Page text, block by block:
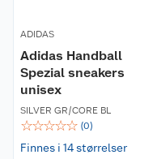
ADIDAS
Adidas Handball
Spezial sneakers
unisex
SILVER GR/CORE BL
☆☆☆☆☆ (0)
Finnes i 14 størrelser